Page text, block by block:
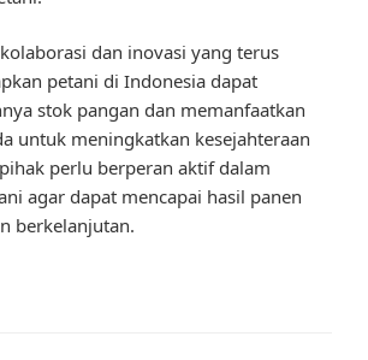
dan inovasi yang terus
petani di Indonesia dapat
stok pangan dan memanfaatkan
untuk meningkatkan kesejahteraan
perlu berperan aktif dalam
agar dapat mencapai hasil panen
berkelanjutan.